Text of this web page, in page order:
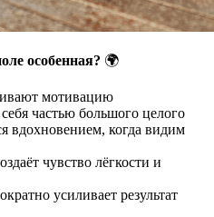
особенная? 🌍
мотивацию
частью большого целого
вдохновением, когда видим
чувство лёгкости и
усиливает результат